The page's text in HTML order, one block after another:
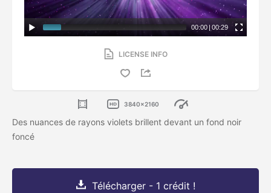
00:00 | 00:29
LICENSE INFO
3840x2160
Des nuances de rayons violets brillent devant un fond noir
foncé
Télécharger - 1 crédit !